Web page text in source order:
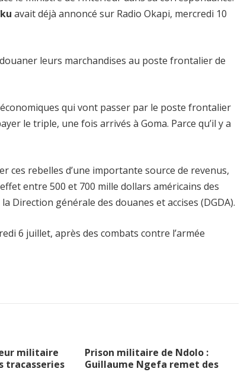
avait déjà annoncé sur Radio Okapi, mercredi 10
leurs marchandises au poste frontalier de
qui vont passer par le poste frontalier
le triple, une fois arrivés à Goma. Parce qu’il y a
ces rebelles d’une importante source de revenus,
entre 500 et 700 mille dollars américains des
Direction générale des douanes et accises (DGDA).
6 juillet, après des combats contre l’armée
militaire
tracasseries
Prison militaire de Ndolo :
Guillaume Ngefa remet des